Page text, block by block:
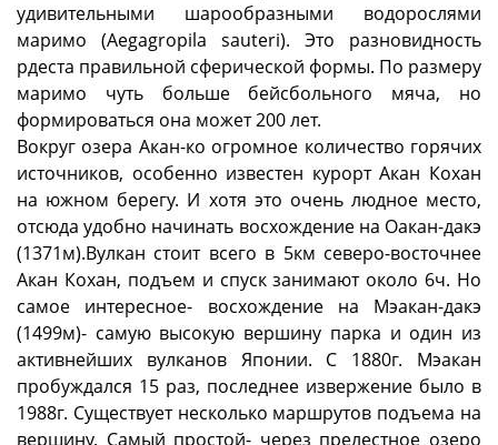
удивительными шарообразными водорослями
маримо (Aegagropila sauteri). Это разновидность
рдеста правильной сферической формы. По размеру
маримо чуть больше бейсбольного мяча, но
формироваться она может 200 лет.
Вокруг озера Акан-ко огромное количество горячих
источников, особенно известен курорт Акан Кохан
на южном берегу. И хотя это очень людное место,
отсюда удобно начинать восхождение на Оакан-дакэ
(1371м).Вулкан стоит всего в 5км северо-восточнее
Акан Кохан, подъем и спуск занимают около 6ч. Но
самое интересное- восхождение на Мэакан-дакэ
(1499м)- самую высокую вершину парка и один из
активнейших вулканов Японии. С 1880г. Мэакан
пробуждался 15 раз, последнее извержение было в
1988г. Существует несколько маршрутов подъема на
вершину. Самый простой- через прелестное озеро